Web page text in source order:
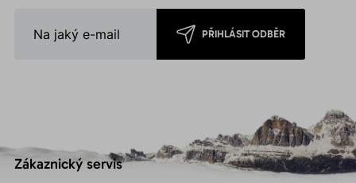
PŘIHLÁSIT ODBĚR
Zákaznický servis